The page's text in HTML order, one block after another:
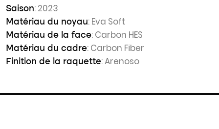
Saison: 2023
Matériau du noyau: Eva Soft
Matériau de la face: Carbon HES
Matériau du cadre: Carbon Fiber
Finition de la raquette: Arenoso